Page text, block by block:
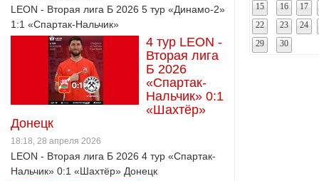
LEON - Вторая лига Б 2026 5 тур «Динамо-2»
1:1 «Спартак-Нальчик»
4 тур LEON -
Вторая лига
Б 2026
«Спартак-
Нальчик» 0:1
«Шахтёр»
Донецк
18:18, 28 апреля 2026
LEON - Вторая лига Б 2026 4 тур «Спартак-
Нальчик» 0:1 «Шахтёр» Донецк
15
16
17
22
23
24
29
30